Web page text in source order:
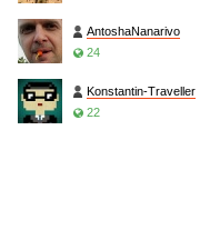
AntoshaNanarivo
24
Konstantin-Traveller
22